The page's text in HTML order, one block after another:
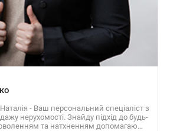
- Ваш персональний спеціаліст з
нерухомості. Знайду підхід до будь-
та натхненням допомагаю